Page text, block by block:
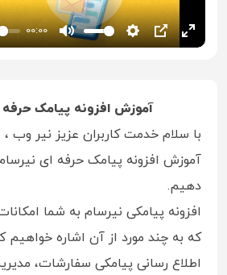
00:00
Mute Settings
PIP Enter
Play
آموزش افزونه پیامک
با سلام خدمت کاربران عزیز نیر وب ،
آموزش افزونه پیامک حرفه ای نیرسام
دهیم.
افزونه پیامکی نیرسام به شما
که به چند مورد از آن اشاره خواهیم
اطلاع‌ رسانی پیامکی سفارشات،